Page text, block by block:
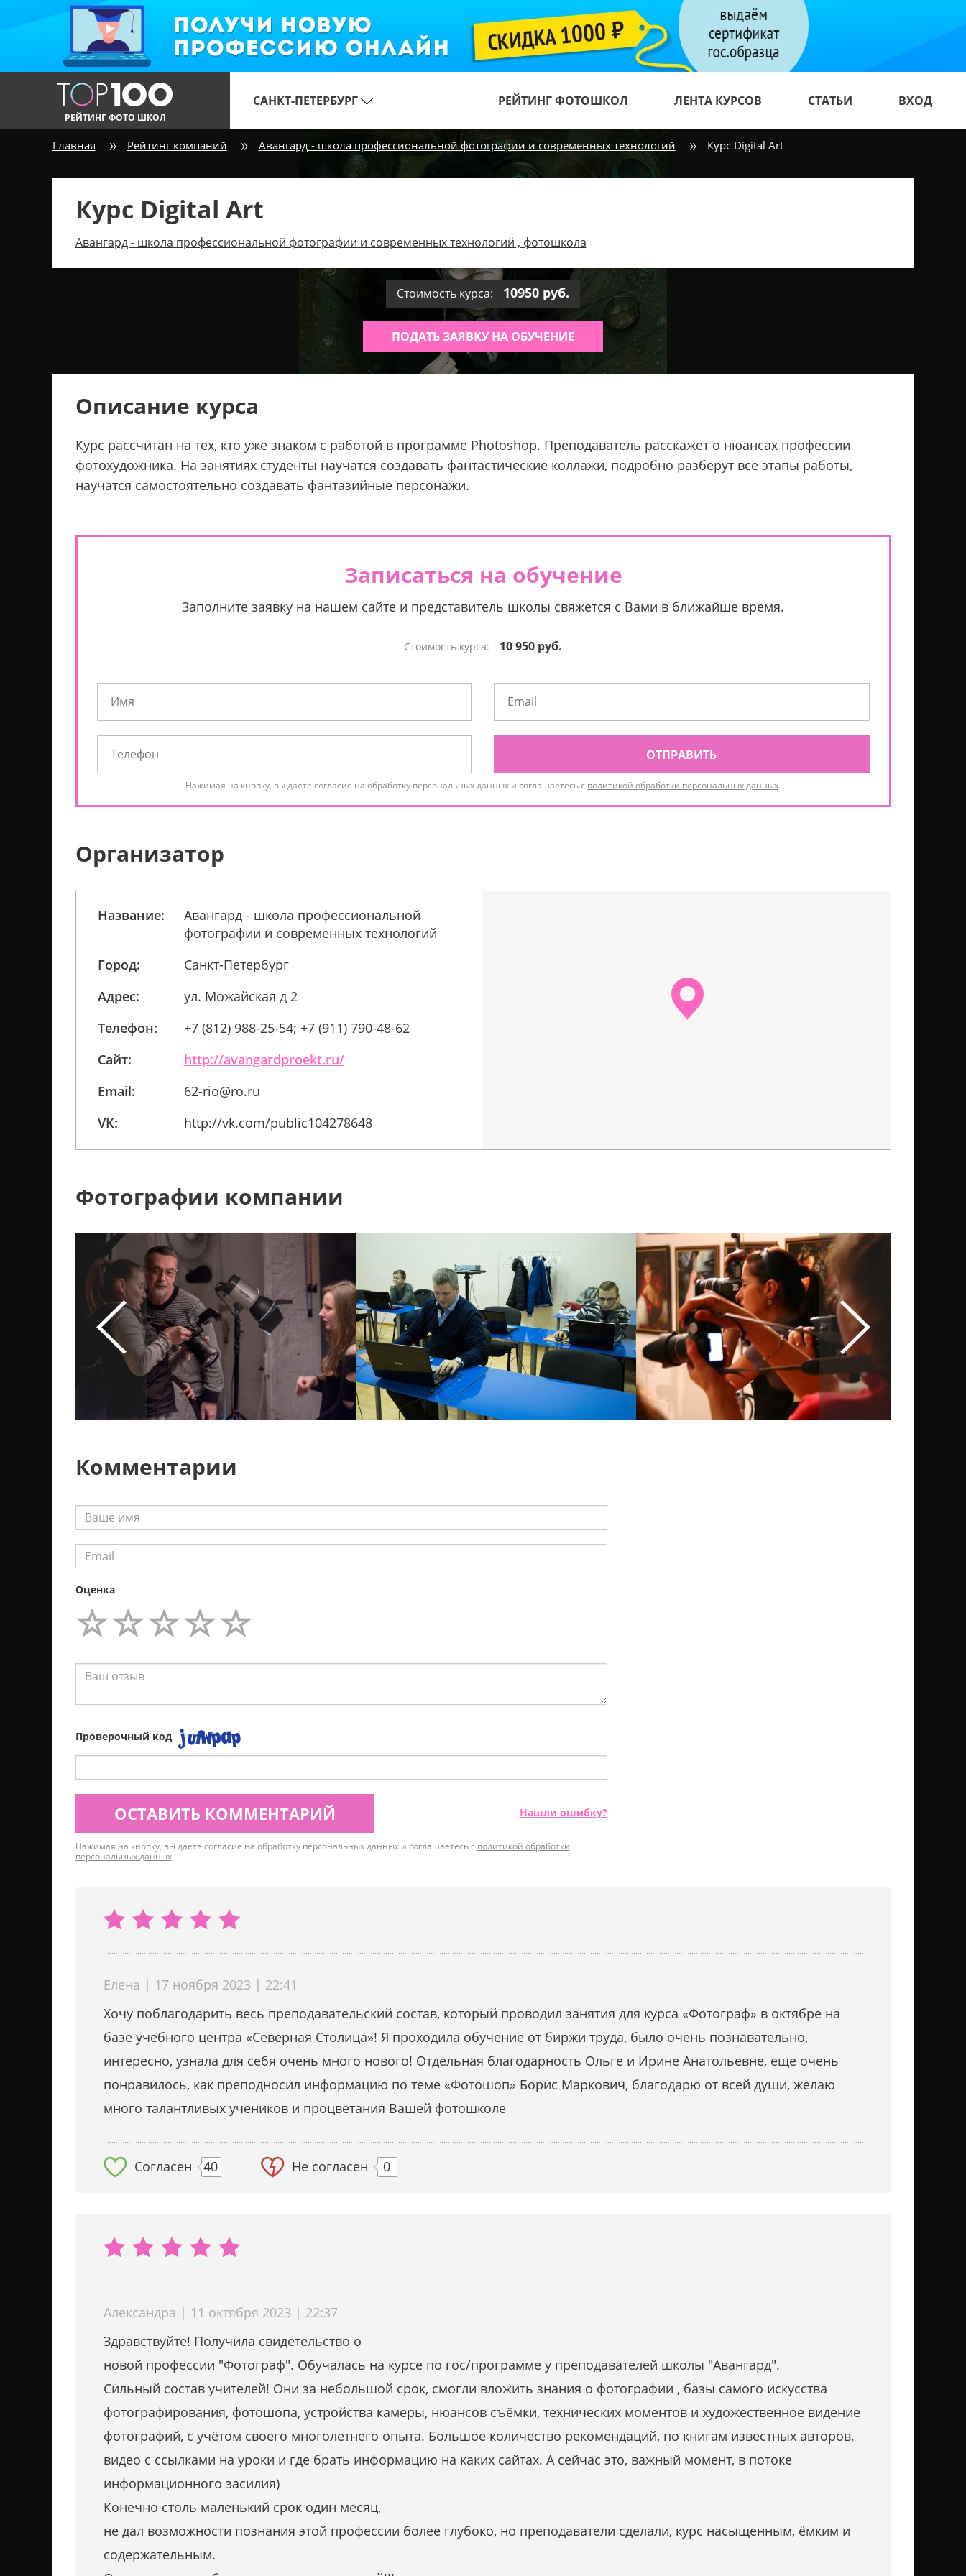
РЕЙТИНГ ФОТО ШКОЛ
САНКТ-ПЕТЕРБУРГ РЕЙТИНГ ФОТОШКОЛ ЛЕНТА КУРСОВ СТАТЬИ ВХОД
Главная Рейтинг компаний Авангард - школа профессиональной фотографии и современных технологий Курс Digital Art
Курс Digital Art
Авангард - школа профессиональной фотографии и современных технологий , фотошкола
Стоимость курса: 10950 руб.
ПОДАТЬ ЗАЯВКУ НА ОБУЧЕНИЕ
Описание курса
Курс рассчитан на тех, кто уже знаком с работой в программе Photoshop. Преподаватель расскажет о нюансах профессии
фотохудожника. На занятиях студенты научатся создавать фантастические коллажи, подробно разберут все этапы работы,
научатся самостоятельно создавать фантазийные персонажи.
Записаться на обучение
Заполните заявку на нашем сайте и представитель школы свяжется с Вами в ближайше время.
Стоимость курса: 10 950 руб.
ОТПРАВИТЬ
Нажимая на кнопку, вы даёте согласие на обработку персональных данных и соглашаетесь с политикой обработки персональных данных.
Организатор
Название:
Авангард - школа профессиональной
фотографии и современных технологий
Город:
Санкт-Петербург
Адрес:
ул. Можайская д 2
Телефон:
+7 (812) 988-25-54; +7 (911) 790-48-62
Сайт:
http://avangardproekt.ru/
Email:
62-rio@ro.ru
VK:
http://vk.com/public104278648
Фотографии компании
Комментарии
Оценка
Проверочный код
ОСТАВИТЬ КОММЕНТАРИЙ Нашли ошибку?
Нажимая на кнопку, вы даёте согласие на обработку персональных данных и соглашаетесь с политикой обработки
персональных данных.
Елена | 17 ноября 2023 | 22:41
Хочу поблагодарить весь преподавательский состав, который проводил занятия для курса «Фотограф» в октябре на
базе учебного центра «Северная Столица»! Я проходила обучение от биржи труда, было очень познавательно,
интересно, узнала для себя очень много нового! Отдельная благодарность Ольге и Ирине Анатольевне, еще очень
понравилось, как преподносил информацию по теме «Фотошоп» Борис Маркович, благодарю от всей души, желаю
много талантливых учеников и процветания Вашей фотошколе
Согласен 40 Не согласен 0
Александра | 11 октября 2023 | 22:37
Здравствуйте! Получила свидетельство о
новой профессии "Фотограф". Обучалась на курсе по гос/программе у преподавателей школы "Авангард".
Сильный состав учителей! Они за небольшой срок, смогли вложить знания о фотографии , базы самого искусства
фотографирования, фотошопа, устройства камеры, нюансов съёмки, технических моментов и художественное видение
фотографий, с учётом своего многолетнего опыта. Большое количество рекомендаций, по книгам известных авторов,
видео с ссылками на уроки и где брать информацию на каких сайтах. А сейчас это, важный момент, в потоке
информационного засилия)
Конечно столь маленький срок один месяц,
не дал возможности познания этой профессии более глубоко, но преподаватели сделали, курс насыщенным, ёмким и
содержательным.